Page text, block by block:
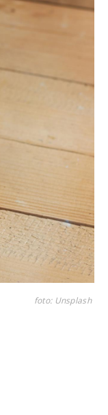
foto: Unsplash